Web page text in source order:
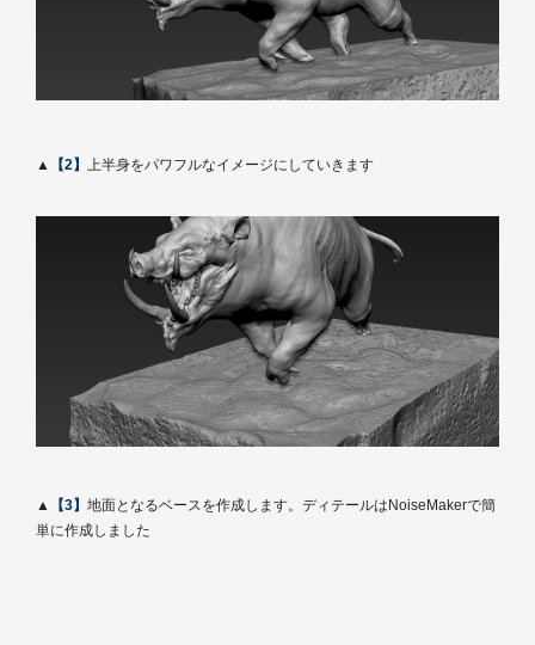
▲ 【2】 上半身をパワフルなイメージにしていきます
▲ 【3】 地面となるベースを作成します。ディテールはNoiseMakerで簡
単に作成しました